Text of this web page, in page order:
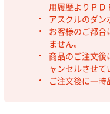
用履歴よりＰＤ
アスクルのダン
お客様のご都合
ません。
商品のご注文後
ャンセルさせて
ご注文後に一時